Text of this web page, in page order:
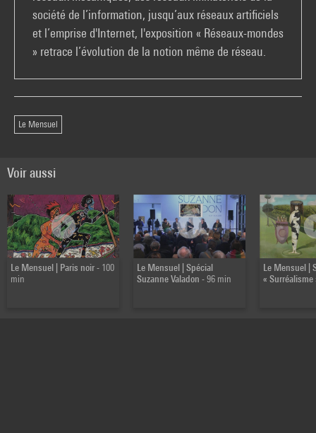
société de l’information, jusqu’aux réseaux artificiels
et l’emprise d'Internet, l'exposition « Réseaux-mondes
» retrace l’évolution de la notion même de réseau.
Le Mensuel
Voir aussi
Le Mensuel | Paris noir- 100
min
Le Mensuel | Spécial
Suzanne Valadon- 96 min
Le Mensuel |
«